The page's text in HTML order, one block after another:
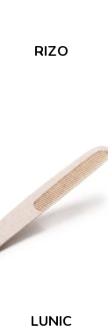
RIZO
LUNIC